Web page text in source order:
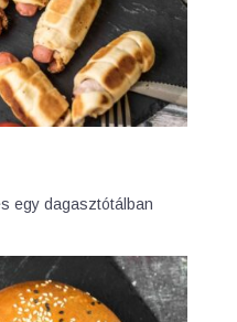
egy dagasztótálban